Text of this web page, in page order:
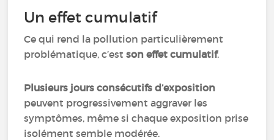
Un effet cumulatif
Ce qui rend la pollution particulièrement
problématique, c’estson effet cumulatif.
Plusieurs jours consécutifs d’exposition
peuvent progressivement aggraver les
symptômes, même si chaque exposition prise
isolément semble modérée.